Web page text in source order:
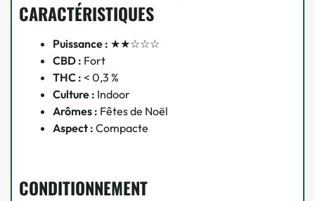
CARACTÉRISTIQUES
Puissance : ★★☆☆☆
CBD : Fort
THC : < 0,3 %
Culture : Indoor
Arômes : Fêtes de Noël
Aspect : Compacte
CONDITIONNEMENT